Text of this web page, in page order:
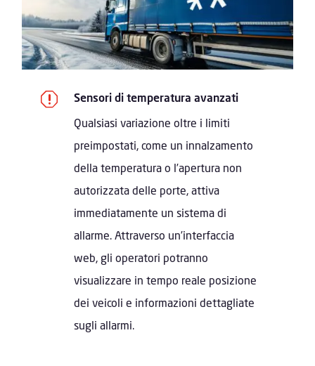
q
Sensori di temperatura avanzati
Qualsiasi variazione oltre i limiti
preimpostati, come un innalzamento
della temperatura o l’apertura non
autorizzata delle porte, attiva
immediatamente un sistema di
allarme. Attraverso un’interfaccia
web, gli operatori potranno
visualizzare in tempo reale posizione
dei veicoli e informazioni dettagliate
sugli allarmi.